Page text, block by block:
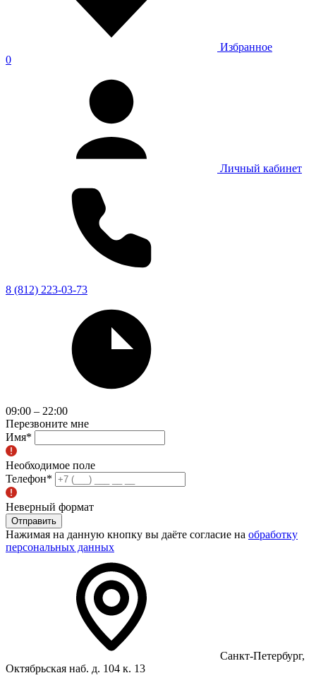
Избранное
0
Личный кабинет
8 (812) 223-03-73
09:00 – 22:00
Перезвоните мне
Имя*
Необходимое поле
Телефон*
Неверный формат
Отправить
Нажимая на данную кнопку вы даёте согласие на обработку
персональных данных
Санкт-Петербург,
Октябрьская наб. д. 104 к. 13